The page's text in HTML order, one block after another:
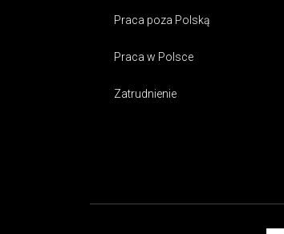
Praca poza Polską
Praca w Polsce
Zatrudnienie